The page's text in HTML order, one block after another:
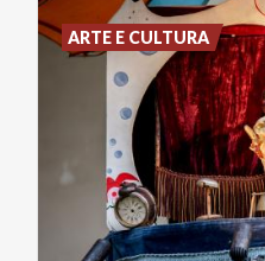
ARTE E CULTURA